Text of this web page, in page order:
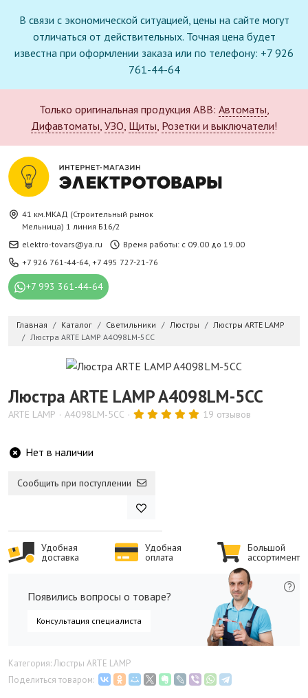
В связи с экономической ситуацией, цены на сайте могут
отличаться от действительных. Точная цена будет
известна при оформлении заказа или по телефону: +7 926
761-44-64
Только оригинальная продукция ABB: Автоматы,
Дифавтоматы, УЗО, Щиты, Розетки и выключатели!
41 км.МКАД (Строительный рынок
Мельница) 1 линия Б16/2
elektro-tovars@ya.ru
Время работы: с 09.00 до 19.00
+7 926 761-44-64, +7 495 727-21-76
+7 993 361-44-64
Главная Каталог Светильники Люстры
Люстры ARTE LAMP
Люстра ARTE LAMP A4098LM-5CC
Люстра ARTE LAMP A4098LM-5CC
ARTE LAMP A4098LM-5CC 19 отзывов
Нет в наличии
Сообщить при поступлении
Удобная
доставка
Удобная
оплата
Большой
ассортимент
Появились вопросы о товаре?
Консультация специалиста
Категория: Люстры ARTE LAMP
Поделиться товаром: